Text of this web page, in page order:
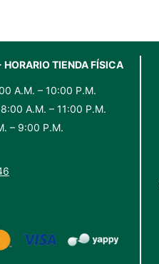
TIENDA FÍSICA
A.M. – 10:00 P.M.
A.M. – 11:00 P.M.
– 9:00 P.M.